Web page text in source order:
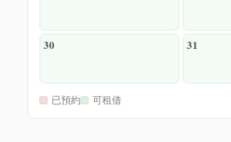
30 31
已預約 可租借